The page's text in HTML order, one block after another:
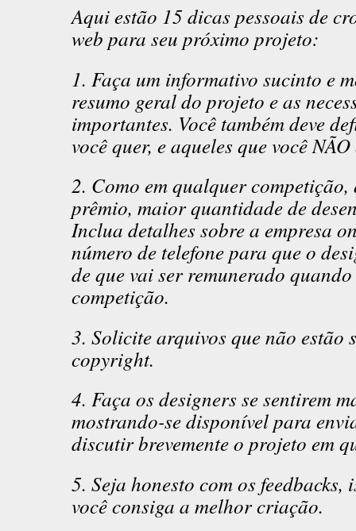
Aqui estão 15 dicas pessoais de
web para seu próximo projeto:
1. Faça um informativo sucinto e
resumo geral do projeto e as
importantes. Você também deve
você quer, e aqueles que você
2. Como em qualquer
prêmio, maior quantidade de
Inclua detalhes sobre a empresa
número de telefone para que o
de que vai ser remunerado
competição.
3. Solicite arquivos que não estão
copyright.
4. Faça os designers se sentirem
mostrando-se disponível para
discutir brevemente o projeto em
5. Seja honesto com os
você consiga a melhor criação.